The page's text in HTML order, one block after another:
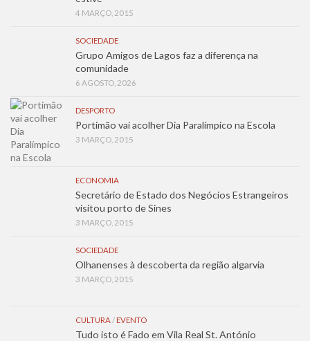
4 MARÇO, 2015
SOCIEDADE
Grupo Amigos de Lagos faz a diferença na
comunidade
6 AGOSTO, 2026
DESPORTO
Portimão vai acolher Dia Paralímpico na Escola
3 MARÇO, 2015
ECONOMIA
Secretário de Estado dos Negócios Estrangeiros
visitou porto de Sines
3 MARÇO, 2015
SOCIEDADE
Olhanenses à descoberta da região algarvia
3 MARÇO, 2015
CULTURA / EVENTO
Tudo isto é Fado em Vila Real St. António